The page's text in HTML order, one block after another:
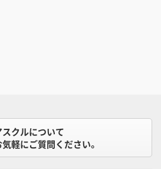
スクルについて
気軽にご質問ください。